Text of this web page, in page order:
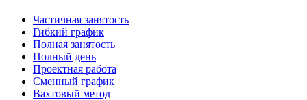
Частичная занятость
Гибкий график
Полная занятость
Полный день
Проектная работа
Сменный график
Вахтовый метод